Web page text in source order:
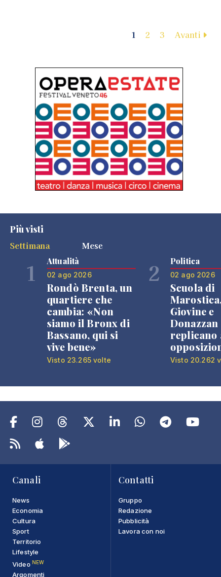
1 2 3 Avanti
Più visti
Settimana
Mese
1 Attualità
02 ago 2026
Rondò Brenta, un
quartiere che
cambia: «Non
siamo il Bronx di
Bassano, qui si
vive bene»
Visto 23.265 volte
2 Politica
02 ago 2026
Scuola di
Giovine e
Donazzan
replicano
Visto 20.262
Canali
News
Economia
Cultura
Sport
Territorio
Lifestyle
Video NEW
Argomenti
Contatti
Gruppo
Redazione
Pubblicità
Lavora con noi